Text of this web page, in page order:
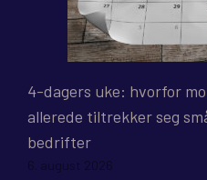
4-dagers uke: hvorfor
allerede tiltrekker seg
bedrifter
6. august 2026